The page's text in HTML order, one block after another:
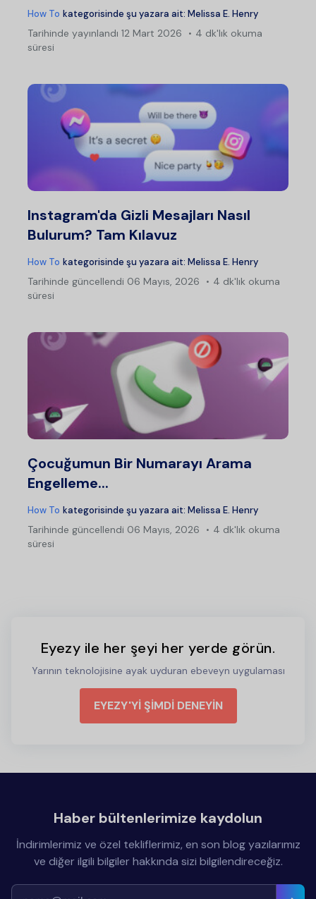
How To kategorisinde şu yazara ait: Melissa E. Henry
Tarihinde yayınlandı 12 Mart 2026
4 dk'lık okuma
süresi
Instagram'da Gizli Mesajları Nasıl
Bulurum? Tam Kılavuz
How To kategorisinde şu yazara ait: Melissa E. Henry
Tarihinde güncellendi 06 Mayıs, 2026
4 dk'lık okuma
süresi
Çocuğumun Bir Numarayı Arama
Engelleme...
How To kategorisinde şu yazara ait: Melissa E. Henry
Tarihinde güncellendi 06 Mayıs, 2026
4 dk'lık okuma
süresi
Eyezy ile her şeyi her yerde görün.
Yarının teknolojisine ayak uyduran ebeveyn uygulaması
EYEZY'Yİ ŞİMDİ DENEYİN
Haber bültenlerimize kaydolun
İndirimlerimiz ve özel tekliflerimiz, en son blog yazılarımız
ve diğer ilgili bilgiler hakkında sizi bilgilendireceğiz.